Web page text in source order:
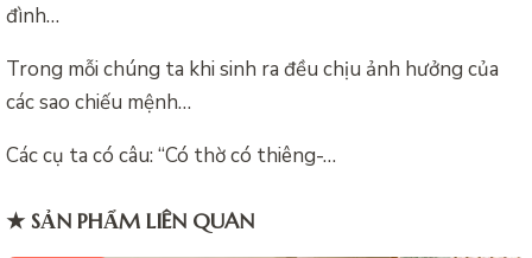
đình…
Trong mỗi chúng ta khi sinh ra đều chịu ảnh hưởng của
các sao chiếu mệnh…
Các cụ ta có câu: “Có thờ có thiêng-…
★ SẢN PHẨM LIÊN QUAN